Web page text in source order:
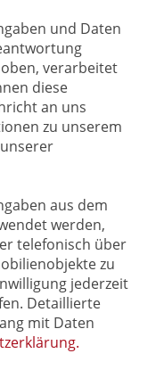
und Daten
verarbeitet
diese
an uns
zu unserem
aus dem
werden,
telefonisch über
zu
jederzeit
Detaillierte
mit Daten